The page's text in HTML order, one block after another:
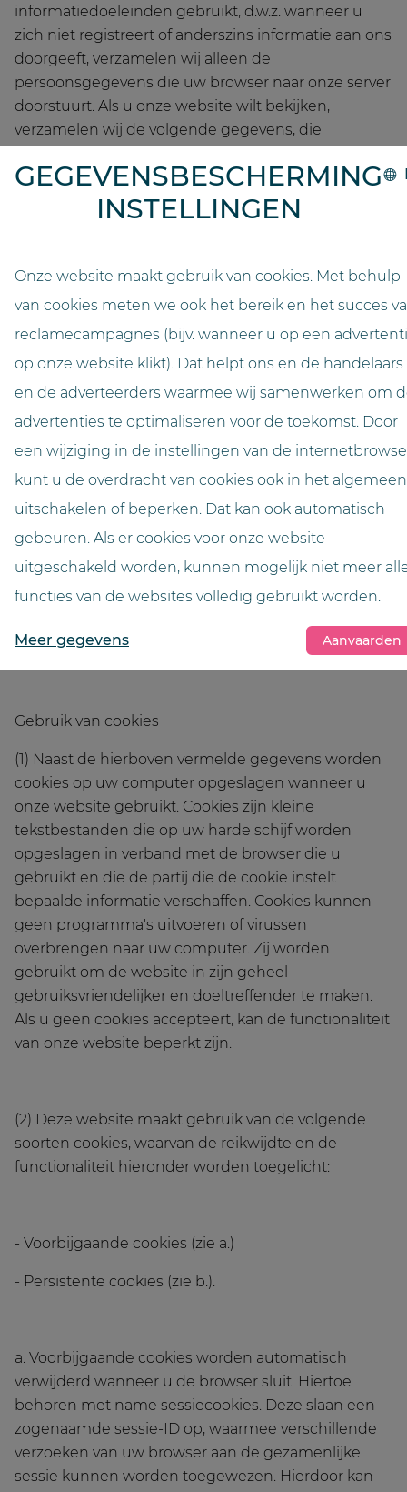
informatiedoeleinden gebruikt, d.w.z. wanneer u
zich niet registreert of anderszins informatie aan ons
doorgeeft, verzamelen wij alleen de
persoonsgegevens die uw browser naar onze server
doorstuurt. Als u onze website wilt bekijken,
verzamelen wij de volgende gegevens, die
te kunnen tonen en om de stabiliteit en veiligheid
ervan te waarborgen (rechtsgrondslag is art. 6 lid 1 p.
1 lit. f DSGVO):
- IP-adres
- Datum en tijdstip van het verzoek
- Tijdzoneverschil met Greenwich Mean Time (GMT)
- Inhoud van het verzoek (specifieke pagina)
- Toegangsstatus/HTTP-statuscode
- Hoeveelheid overgedragen gegevens in elk geval
- Website waar het verzoek vandaan kwam
- browser
- Besturingssysteem en zijn interface
- Taal en versie van de browsersoftware.
Gebruik van cookies
(1) Naast de hierboven vermelde gegevens worden
cookies op uw computer opgeslagen wanneer u
onze website gebruikt. Cookies zijn kleine
tekstbestanden die op uw harde schijf worden
opgeslagen in verband met de browser die u
gebruikt en die de partij die de cookie instelt
bepaalde informatie verschaffen. Cookies kunnen
geen programma's uitvoeren of virussen
overbrengen naar uw computer. Zij worden
gebruikt om de website in zijn geheel
gebruiksvriendelijker en doeltreffender te maken.
Als u geen cookies accepteert, kan de functionaliteit
van onze website beperkt zijn.
(2) Deze website maakt gebruik van de volgende
soorten cookies, waarvan de reikwijdte en de
functionaliteit hieronder worden toegelicht:
- Voorbijgaande cookies (zie a.)
- Persistente cookies (zie b.).
a. Voorbijgaande cookies worden automatisch
verwijderd wanneer u de browser sluit. Hiertoe
behoren met name sessiecookies. Deze slaan een
zogenaamde sessie-ID op, waarmee verschillende
verzoeken van uw browser aan de gezamenlijke
sessie kunnen worden toegewezen. Hierdoor kan
GEGEVENSBESCHERMING
INSTELLINGEN
Onze website maakt gebruik van cookies. Met behulp
van cookies meten we ook het bereik en het succes
reclamecampagnes (bijv. wanneer u op een
op onze website klikt). Dat helpt ons en de handelaars
en de adverteerders waarmee wij samenwerken om
advertenties te optimaliseren voor de toekomst. Door
een wijziging in de instellingen van de
kunt u de overdracht van cookies ook in het algemeen
uitschakelen of beperken. Dat kan ook automatisch
gebeuren. Als er cookies voor onze website
uitgeschakeld worden, kunnen mogelijk niet meer
functies van de websites volledig gebruikt worden.
Meer gegevens Aanvaarden